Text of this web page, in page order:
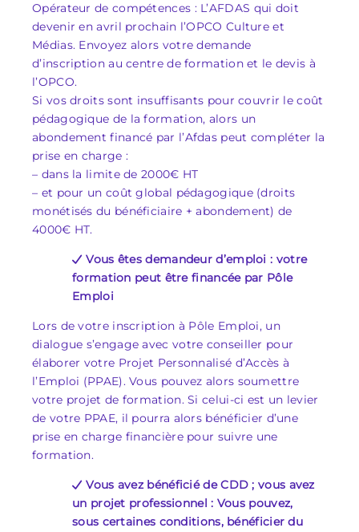
Opérateur de compétences : L’AFDAS qui doit
devenir en avril prochain l’OPCO Culture et
Médias. Envoyez alors votre demande
d’inscription au centre de formation et le devis à
l’OPCO.
Si vos droits sont insuffisants pour couvrir le coût
pédagogique de la formation, alors un
abondement financé par l’Afdas peut compléter la
prise en charge :
– dans la limite de 2000€ HT
– et pour un coût global pédagogique (droits
monétisés du bénéficiaire + abondement) de
4000€ HT.
Vous êtes demandeur d’emploi : votre
formation peut être financée par Pôle
Emploi
Lors de votre inscription à Pôle Emploi, un
dialogue s’engage avec votre conseiller pour
élaborer votre Projet Personnalisé d’Accès à
l’Emploi (PPAE). Vous pouvez alors soumettre
votre projet de formation. Si celui-ci est un levier
de votre PPAE, il pourra alors bénéficier d’une
prise en charge financière pour suivre une
formation.
Vous avez bénéficié de CDD ; vous avez
un projet professionnel : Vous pouvez,
sous certaines conditions, bénéficier du